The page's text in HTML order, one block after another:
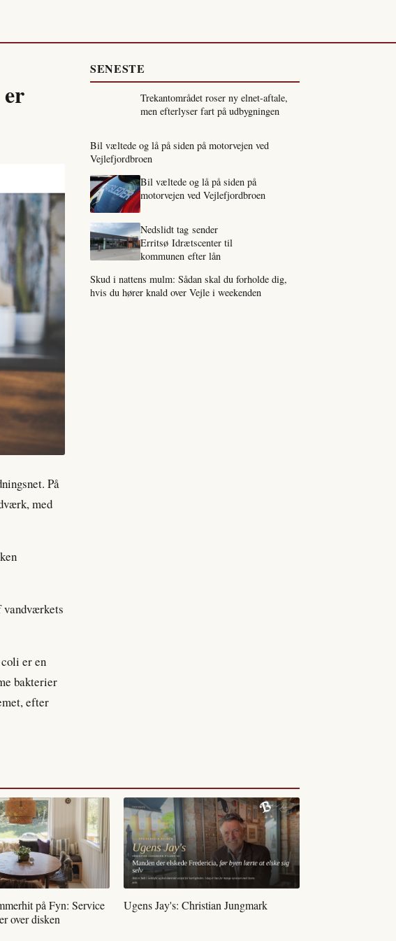
På
med
vandværkets
er en
bakterier
efter
SENESTE
Trekantområdet roser ny elnet-aftale,
men efterlyser fart på udbygningen
Bil væltede og lå på siden på motorvejen ved
Vejlefjordbroen
Bil væltede og lå på siden på
motorvejen ved Vejlefjordbroen
Nedslidt tag sender
Erritsø Idrætscenter til
kommunen efter lån
Skud i nattens mulm: Sådan skal du forholde dig,
hvis du hører knald over Vejle i weekenden
på Fyn: Service
over disken
Ugens Jay's: Christian Jungmark